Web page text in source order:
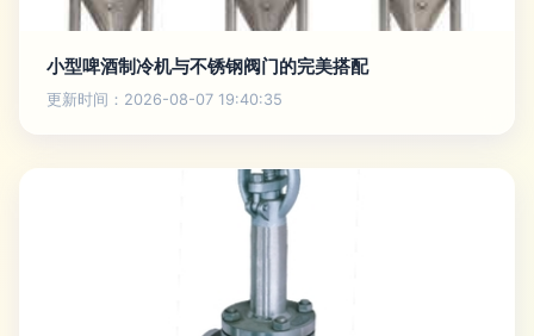
小型啤酒制冷机与不锈钢阀门的完美搭配
更新时间：2026-08-07 19:40:35